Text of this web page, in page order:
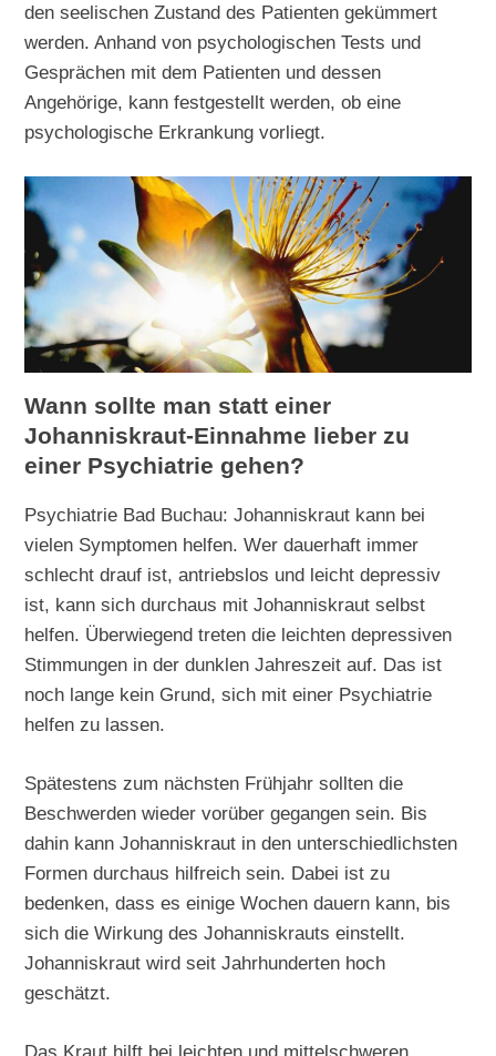
den seelischen Zustand des Patienten gekümmert
werden. Anhand von psychologischen Tests und
Gesprächen mit dem Patienten und dessen
Angehörige, kann festgestellt werden, ob eine
psychologische Erkrankung vorliegt.
Wann sollte man statt einer
Johanniskraut-Einnahme lieber zu
einer Psychiatrie gehen?
Psychiatrie Bad Buchau: Johanniskraut kann bei
vielen Symptomen helfen. Wer dauerhaft immer
schlecht drauf ist, antriebslos und leicht depressiv
ist, kann sich durchaus mit Johanniskraut selbst
helfen. Überwiegend treten die leichten depressiven
Stimmungen in der dunklen Jahreszeit auf. Das ist
noch lange kein Grund, sich mit einer Psychiatrie
helfen zu lassen.
Spätestens zum nächsten Frühjahr sollten die
Beschwerden wieder vorüber gegangen sein. Bis
dahin kann Johanniskraut in den unterschiedlichsten
Formen durchaus hilfreich sein. Dabei ist zu
bedenken, dass es einige Wochen dauern kann, bis
sich die Wirkung des Johanniskrauts einstellt.
Johanniskraut wird seit Jahrhunderten hoch
geschätzt.
Das Kraut hilft bei leichten und mittelschweren